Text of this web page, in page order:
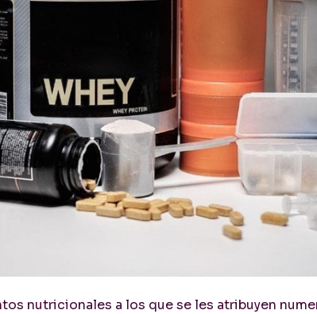
nutricionales a los que se les atribuyen